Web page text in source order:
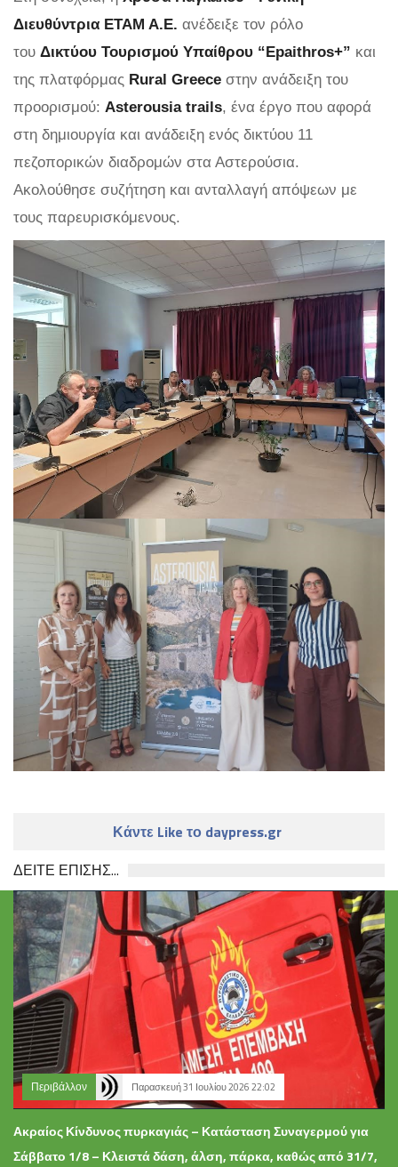
Διευθύντρια ΕΤΑΜ Α.Ε. ανέδειξε τον ρόλο
του Δικτύου Τουρισμού Υπαίθρου “Epaithros+” και
της πλατφόρμας Rural Greece στην ανάδειξη του
προορισμού: Asterousia trails, ένα έργο που αφορά
στη δημιουργία και ανάδειξη ενός δικτύου 11
πεζοπορικών διαδρομών στα Αστερούσια.
Ακολούθησε συζήτηση και ανταλλαγή απόψεων με
τους παρευρισκόμενους.
Κάντε Like το daypress.gr
ΔΕΙΤΕ ΕΠΙΣΗΣ...
Περιβάλλον Παρασκευή 31 Ιουλίου 2026 22:02
Ακραίος Κίνδυνος πυρκαγιάς – Κατάσταση Συναγερμού για
Σάββατο 1/8 – Κλειστά δάση, άλση, πάρκα, καθώς από 31/7,